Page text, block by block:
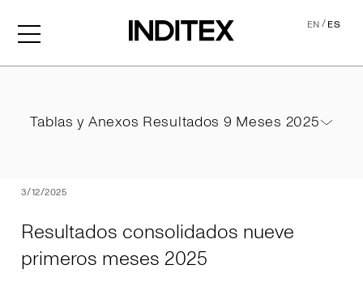
EN/ES
3/12/2025
Resultados consolidados nueve
primeros meses 2025
Tablas y Anexos Resultados 9 Meses 2025